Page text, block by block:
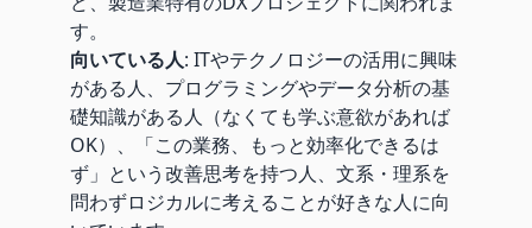
す。
向いている人: ITやテクノロジーの活用に興味
がある人、プログラミングやデータ分析の基
礎知識がある人（なくても学ぶ意欲があれば
OK）、「この業務、もっと効率化できるは
ず」という改善思考を持つ人、文系・理系を
問わずロジカルに考えることが好きな人に向